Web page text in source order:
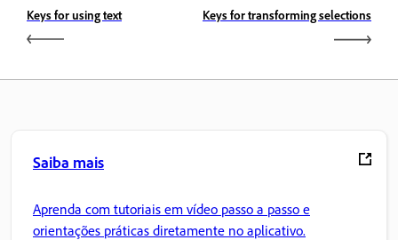
Keys for using text Keys for transforming selections
Saiba mais
Aprenda com tutoriais em vídeo passo a passo e
orientações práticas diretamente no aplicativo.